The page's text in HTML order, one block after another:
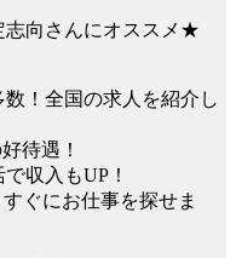
志向さんにオススメ★
数！全国の求人を紹介し
待遇！
収入もUP！
ぐにお仕事を探せま